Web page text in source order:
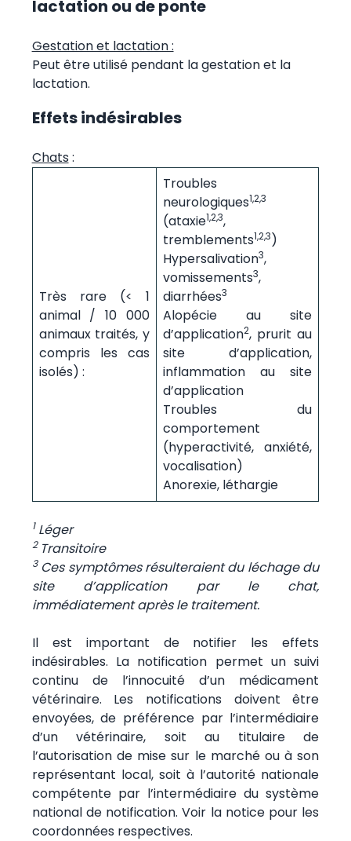
lactation ou de ponte
Gestation et lactation :
Peut être utilisé pendant la gestation et la
lactation.
Effets indésirables
Chats :
Très rare (< 1
animal / 10 000
animaux traités, y
compris les cas
isolés) :
Troubles
neurologiques1,2,3
(ataxie1,2,3,
tremblements1,2,3)
Hypersalivation3,
vomissements3,
diarrhées3
Alopécie au site
d’application2, prurit au
site d’application,
inflammation au site
d’application
Troubles du
comportement
(hyperactivité, anxiété,
vocalisation)
Anorexie, léthargie
1Léger
2 Transitoire
3Ces symptômes résulteraient du léchage du
site d’application par le chat,
immédiatement après le traitement.
Il est important de notifier les effets
indésirables. La notification permet un suivi
continu de l’innocuité d’un médicament
vétérinaire. Les notifications doivent être
envoyées, de préférence par l’intermédiaire
d’un vétérinaire, soit au titulaire de
l’autorisation de mise sur le marché ou à son
représentant local, soit à l’autorité nationale
compétente par l’intermédiaire du système
national de notification. Voir la notice pour les
coordonnées respectives.